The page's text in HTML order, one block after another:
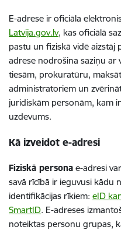
E-adrese ir oficiāla
Latvija.gov.lv, kas oficiālā
pastu un fiziskā vidē aizstāj
adrese nodrošina saziņu ar
tiesām, prokuratūru,
administratoriem un
juridiskām personām, kam
uzdevums.
Kā izveidot e-adresi
Fiziskā persona e-adresi
savā rīcībā ir ieguvusi kādu
identifikācijas rīkiem: eID
SmartID. E-adreses
noteiktas personu grupas,